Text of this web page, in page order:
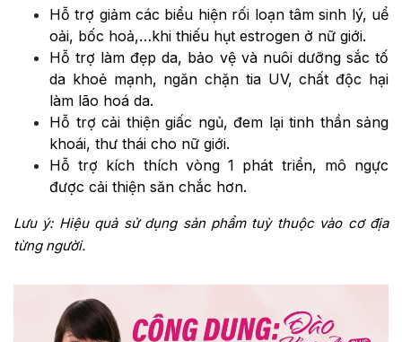
Hỗ trợ giảm các biểu hiện rối loạn tâm sinh lý, uể
oải, bốc hoả,…khi thiếu hụt estrogen ở nữ giới.
Hỗ trợ làm đẹp da, bảo vệ và nuôi dưỡng sắc tố
da khoẻ mạnh, ngăn chặn tia UV, chất độc hại
làm lão hoá da.
Hỗ trợ cải thiện giấc ngủ, đem lại tinh thần sảng
khoái, thư thái cho nữ giới.
Hỗ trợ kích thích vòng 1 phát triển, mô ngực
được cải thiện săn chắc hơn.
Lưu ý: Hiệu quả sử dụng sản phẩm tuỳ thuộc vào cơ địa
từng người.